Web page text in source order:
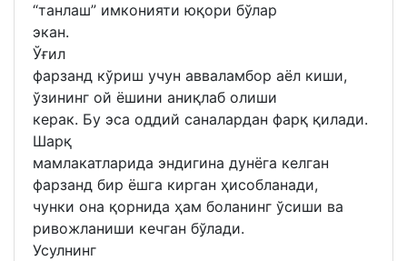
“танлаш” имконияти юқори бўлар
экан.
Ўғил
фарзанд кўриш учун авваламбор аёл киши,
ўзининг ой ёшини аниқлаб олиши
керак. Бу эса оддий саналардан фарқ қилади.
Шарқ
мамлакатларида эндигина дунёга келган
фарзанд бир ёшга кирган ҳисобланади,
чунки она қорнида ҳам боланинг ўсиши ва
ривожланиши кечган бўлади.
Усулнинг